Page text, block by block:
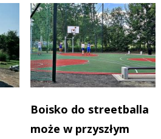
Boisko do streetballa
może w przyszłym